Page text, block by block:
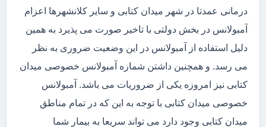
درمانی عمدتا در شهر میدان کتابی و سایر کلانشهرها اعزام
آمبولانس در بخش دولتی با تاخیر صورت می پذیرد به همین
دلیل استفاده از آمبولانس در این وضعیت ضروری به نظر
می رسد. و همچنین داشتن شماره آمبولانس خصوصی میدان
کتابی نیز امروزه یکی از ضروریات می باشد. آمبولانس
خصوصی میدان کتابی با توجه به این که در تمام مناطق
میدان کتابی وجود دارد می تواند سریعا به بیمار شما